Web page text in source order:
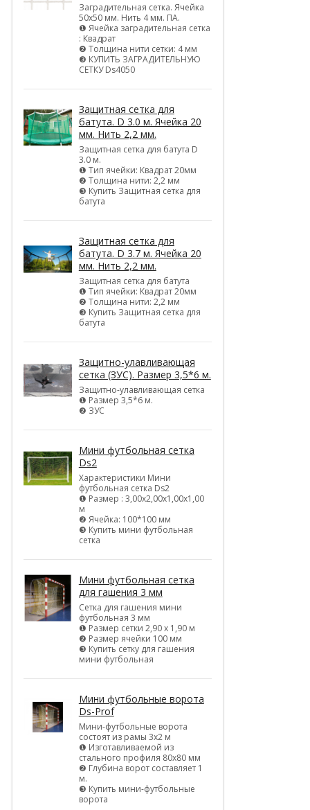
Заградительная сетка. Ячейка
50х50 мм. Нить 4 мм. ПА.
❶ Ячейка заградительная сетка
: Квадрат
❷ Толщина нити сетки: 4 мм
❸ КУПИТЬ ЗАГРАДИТЕЛЬНУЮ
СЕТКУ Ds4050
Защитная сетка для
батута. D 3.0 м. Ячейка 20
мм. Нить 2,2 мм.
Защитная сетка для батута D
3.0 м.
❶ Тип ячейки: Квадрат 20мм
❷ Толщина нити: 2,2 мм
❸ Купить Защитная сетка для
батута
Защитная сетка для
батута. D 3.7 м. Ячейка 20
мм. Нить 2,2 мм.
Защитная сетка для батута
❶ Тип ячейки: Квадрат 20мм
❷ Толщина нити: 2,2 мм
❸ Купить Защитная сетка для
батута
Защитно-улавливающая
сетка (ЗУС). Размер 3,5*6 м.
Защитно-улавливающая сетка
❶ Размер 3,5*6 м.
❷ ЗУС
Мини футбольная сетка
Ds2
Характеристики Мини
футбольная сетка Ds2
❶ Размер : 3,00х2,00х1,00х1,00
м
❷ Ячейка: 100*100 мм
❸ Купить мини футбольная
сетка
Мини футбольная сетка
для гашения 3 мм
Сетка для гашения мини
футбольная 3 мм
❶ Размер сетки 2,90 х 1,90 м
❷ Размер ячейки 100 мм
❸ Купить сетку для гашения
мини футбольная
Мини футбольные ворота
Ds-Prof
Мини-футбольные ворота
состоят из рамы 3х2 м
❶ Изготавливаемой из
стального профиля 80х80 мм
❷ Глубина ворот составляет 1
м.
❸ Купить мини-футбольные
ворота